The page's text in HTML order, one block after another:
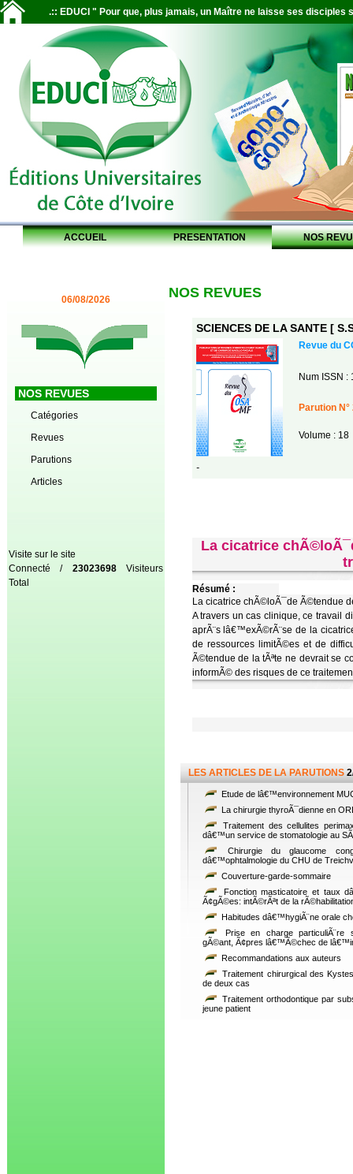
.:: EDUCI " Pour que, plus jamais, un Maître ne laisse ses disciples
ACCUEIL PRESENTATION NOS
06/08/2026
NOS REVUES
Catégories
Revues
Parutions
Articles
Visite sur le site
Connecté / 23023698Visiteurs
Total
NOS REVUES
SCIENCES DE LA SANTE [
Revue du
Num ISSN :
Parution N°
Volume : 18
-
La cicatrice
Résumé :
La cicatrice chÃ©loÃ¯de Ã©tendue
A travers un cas clinique, ce travail
aprÃ¨s lâ€™exÃ©rÃ¨se de la
de ressources limitÃ©es et de
Ã©tendue de la tÃªte ne devrait se
informÃ© des risques de ce
LES ARTICLES DE LA PARUTIONS
Etude de lâ€™environnement
La chirurgie thyroÃ¯dienne en
Traitement des cellulites
dâ€™un service de stomatologie au
Chirurgie du glaucome
dâ€™ophtalmologie du CHU de
Couverture-garde-sommaire
Fonction masticatoire et taux
Ã¢gÃ©es: intÃ©rÃªt de la
Habitudes dâ€™hygiÃ¨ne orale
Prise en charge particuliÃ¨re
gÃ©ant, Ã¢pres lâ€™Ã©chec de
Recommandations aux auteurs
Traitement chirurgical des
de deux cas
Traitement orthodontique par
jeune patient